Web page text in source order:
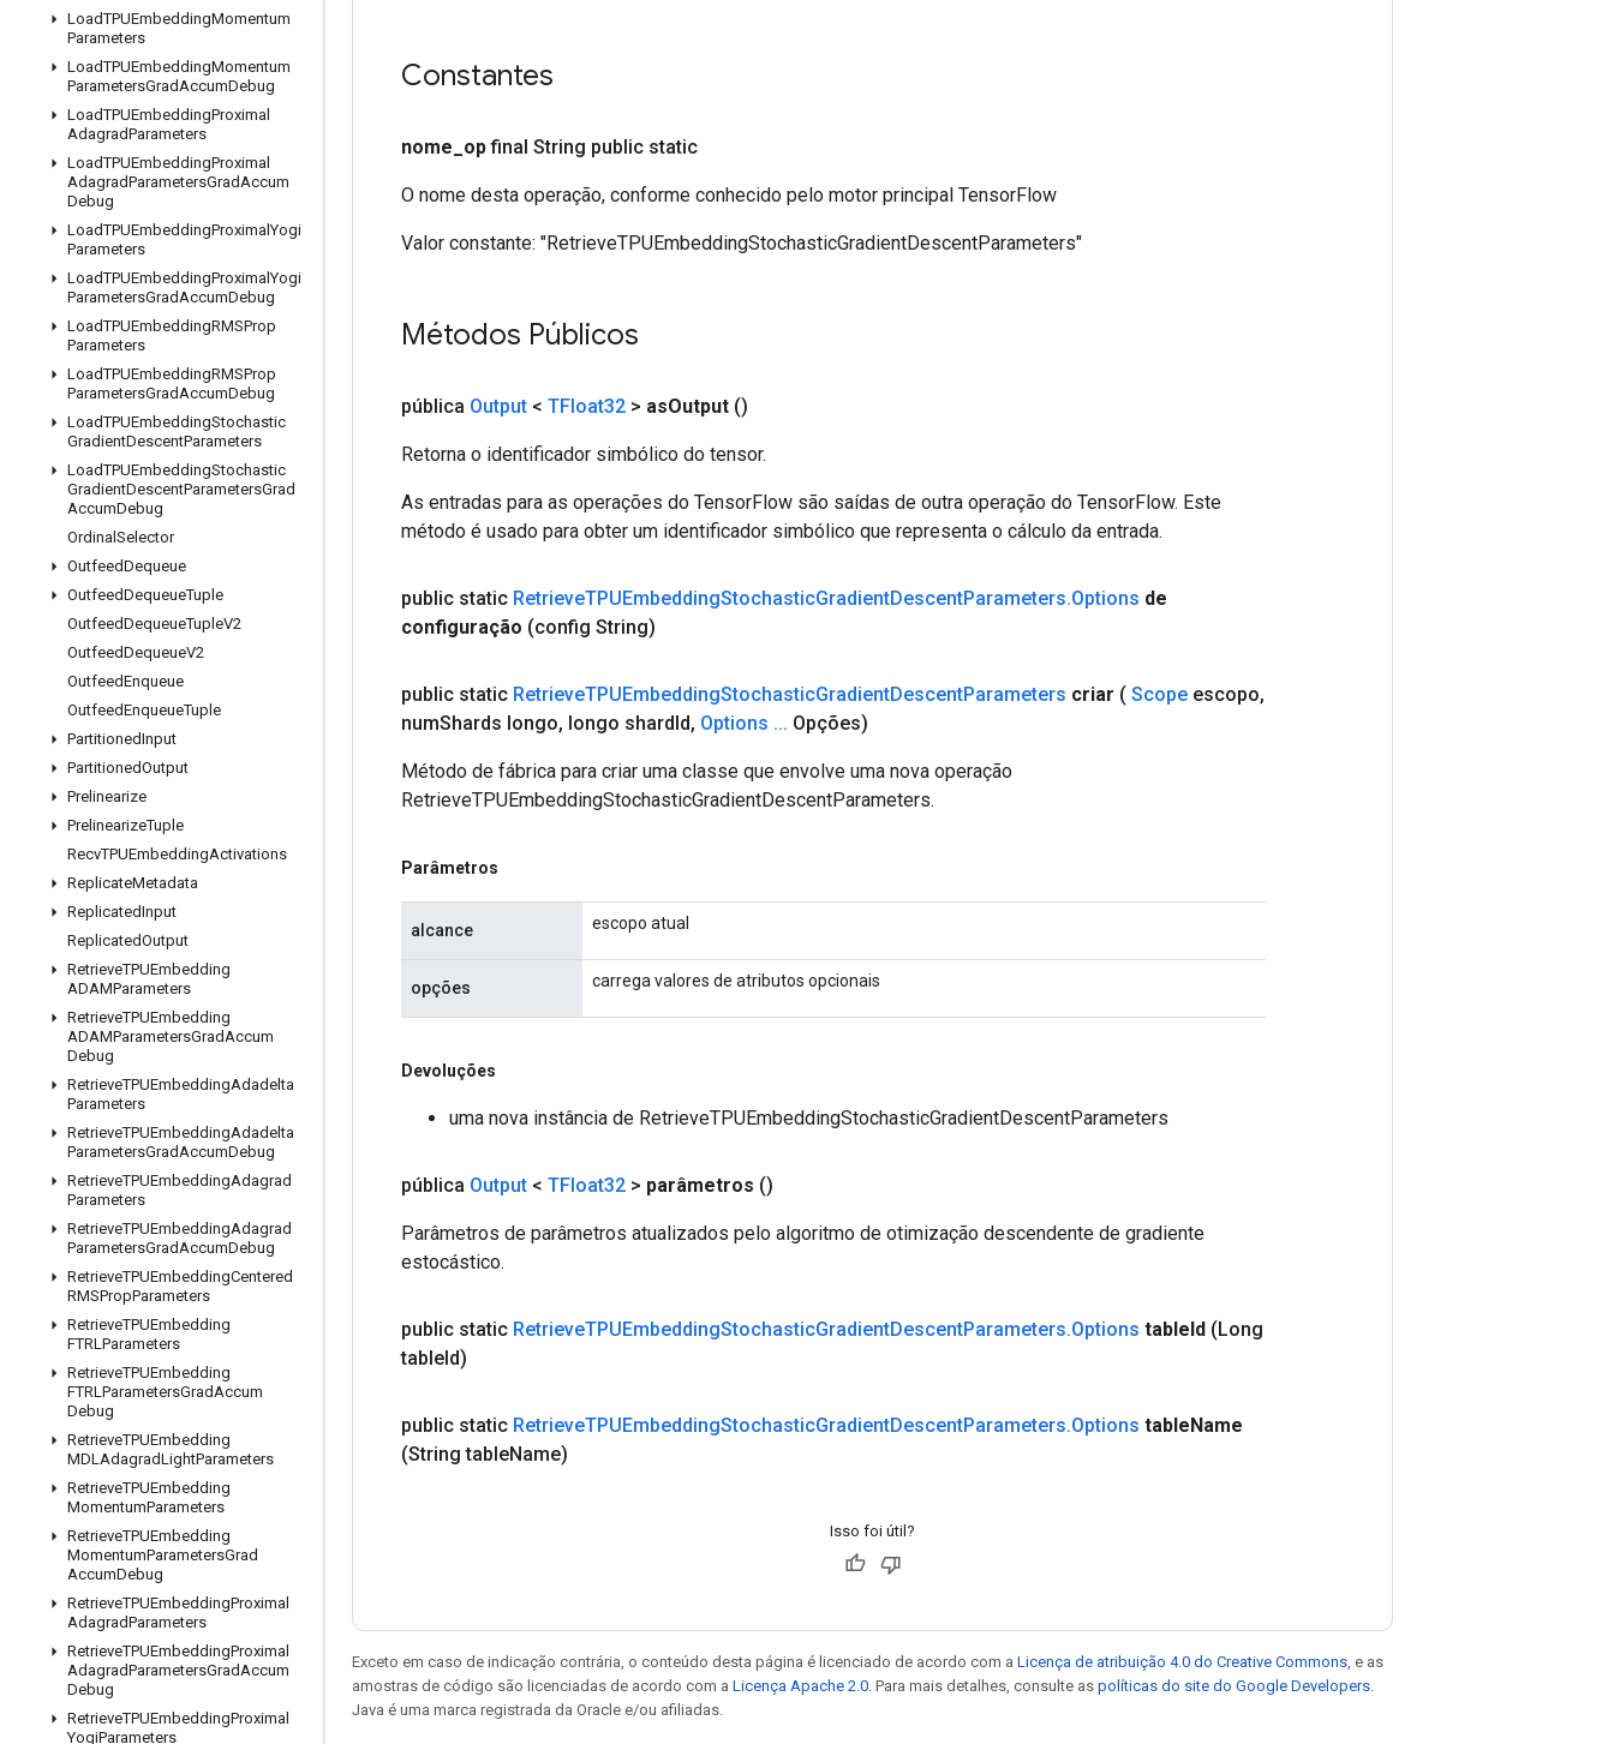
LoadTPUEmbeddingMomentum
Parameters
LoadTPUEmbeddingMomentum
ParametersGradAccumDebug
LoadTPUEmbeddingProximal
AdagradParameters
LoadTPUEmbeddingProximal
AdagradParametersGradAccum
Debug
LoadTPUEmbeddingProximalYogi
Parameters
LoadTPUEmbeddingProximalYogi
ParametersGradAccumDebug
LoadTPUEmbeddingRMSProp
Parameters
LoadTPUEmbeddingRMSProp
ParametersGradAccumDebug
LoadTPUEmbeddingStochastic
GradientDescentParameters
LoadTPUEmbeddingStochastic
GradientDescentParametersGrad
AccumDebug
Ordinal Selector
OutfeedDequeue
OutfeedDequeueTuple
OutfeedDequeueTupleV2
OutfeedDequeueV2
OutfeedEnqueue
OutfeedEnqueueTuple
PartitionedInput
PartitionedOutput
Prelinearize
PrelinearizeTuple
RecvTPUEmbeddingActivations
ReplicateMetadata
ReplicatedInput
ReplicatedOutput
RetrieveTPUEmbedding
ADAMParameters
RetrieveTPUEmbedding
ADAMParametersGradAccum
Debug
RetrieveTPUEmbeddingAdadelta
Parameters
RetrieveTPUEmbeddingAdadelta
ParametersGradAccumDebug
RetrieveTPUEmbeddingAdagrad
Parameters
RetrieveTPUEmbeddingAdagrad
ParametersGradAccumDebug
RetrieveTPUEmbeddingCentered
RMSPropParameters
RetrieveTPUEmbedding
FTRLParameters
RetrieveTPUEmbedding
FTRLParametersGradAccum
Debug
RetrieveTPUEmbedding
MDLAdagradLightParameters
RetrieveTPUEmbedding
MomentumParameters
RetrieveTPUEmbedding
MomentumParametersGrad
AccumDebug
RetrieveTPUEmbeddingProximal
AdagradParameters
RetrieveTPUEmbeddingProximal
AdagradParametersGradAccum
Debug
RetrieveTPUEmbeddingProximal
YogiParameters
Constantes
nome op final String public static
O nome desta operação, conforme conhecido pelo motor principal TensorFlow
Valor constante: "RetrieveTPUEmbeddingStochasticGradientDescentParameters"
Métodos Públicos
pública Output < TFloat32 > asOutput ()
Retorna o identificador simbólico do tensor.
As entradas para as operações do TensorFlow são saídas de outra operação do TensorFlow. Este
método é usado para obter um identificador simbólico que representa o cálculo da entrada.
public static RetrieveTPUEmbeddingStochasticGradientDescentParameters.Options de
configuração (config String)
public static RetrieveTPUEmbeddingStochasticGradientDescentParameters criar ( Scope escopo,
numShards longo, longo shardId, Options ... Opções)
Método de fábrica para criar uma classe que envolve uma nova operação
RetrieveTPUEmbeddingStochasticGradientDescentParameters.
Parâmetros
alcance escopo atual
opções carrega valores de atributos opcionais
Devoluções
uma nova instância de RetrieveTPUEmbeddingStochasticGradientDescentParameters
pública Output < TFloat32 > parâmetros ()
Parâmetros de parâmetros atualizados pelo algoritmo de otimização descendente de gradiente
estocástico.
public static RetrieveTPUEmbeddingStochasticGradientDescentParameters.Options tableId (Long
tableId)
public static RetrieveTPUEmbeddingStochasticGradientDescentParameters.Options tableName
(String tableName)
Isso foi útil?
Exceto em caso de indicação contrária, o conteúdo desta página é licenciado de acordo com a Licença de atribuição 4.0 do Creative Commons , e as
amostras de código são licenciadas de acordo com a Licença Apache 2.0 . Para mais detalhes, consulte as políticas do site do Google Developers
Java é uma marca registrada da Oracle e/ou afiliadas.